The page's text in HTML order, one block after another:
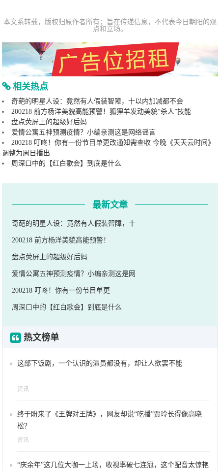
本文系转载，版权归原作者所有；旨在传递信息，不代表今日朝阳的观
点和立场。
相关热点
奇葩的明星人设：竟然有人假装智障，十以内加减都不会
200218 前方杨洋美貌高能预警！狐狸羊发动美貌“杀人”技能
盘点荧屏上的超级好后妈
爱情公寓五神预测疫情？小编亲测这是网络谣言
200218 叮咚！你有一份节目单更改通知需查收 今晚《天天云时间》
调整为周日播出
周深口中的【红白歌会】到底是什么
最新文章
奇葩的明星人设：竟然有人假装智障，十
200218 前方杨洋美貌高能预警！
盘点荧屏上的超级好后妈
爱情公寓五神预测疫情？小编亲测这是网
200218 叮咚！你有一份节目单更
周深口中的【红白歌会】到底是什么
热文榜单
这部下饭剧，一个认识的演员都没有，却让人欲罢不能
资讯
终于盼来了《王牌对王牌》，网友却说“吃播”贾玲长得像高晓
松？
资讯
“庆余年”这几位大咖一上场，收视率破七连冠，这个配音太惊艳